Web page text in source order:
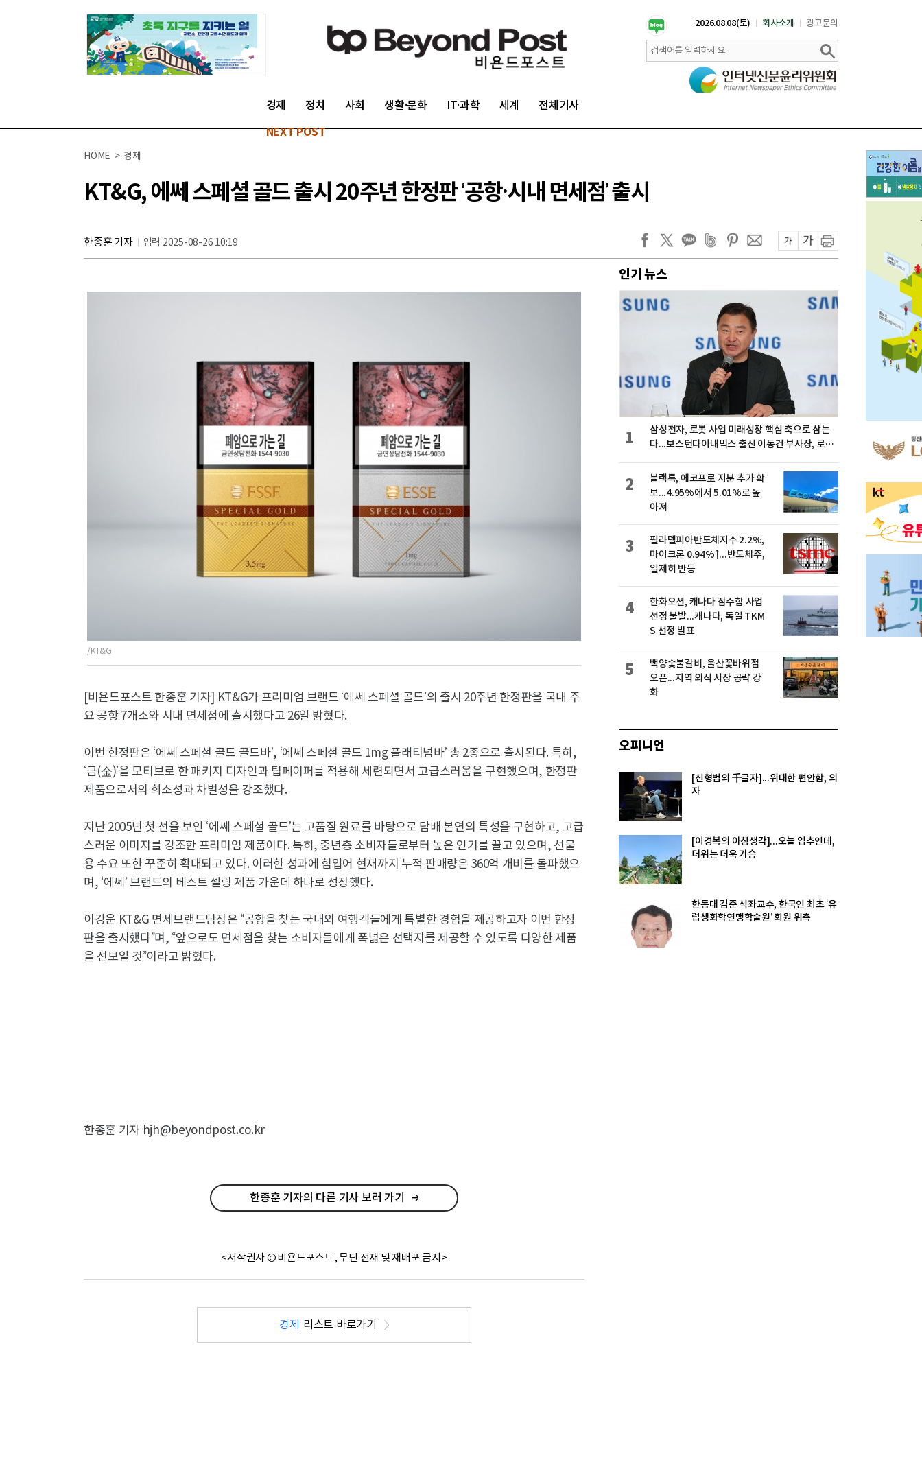
2026.08.08(토) 회사소개 광고문의
경제 정치 사회 생활·문화 IT·과학 세계 전체기사
NEXT POST
HOME > 경제
KT&G, 에쎄 스페셜 골드 출시 20주년 한정판 ‘공항·시내 면세점’ 출시
한종훈 기자 입력 2025-08-26 10:19
/KT&G
[비욘드포스트 한종훈 기자] KT&G가 프리미엄 브랜드 ‘에쎄 스페셜 골드’의 출시 20주년 한정판을 국내 주
요 공항 7개소와 시내 면세점에 출시했다고 26일 밝혔다.
이번 한정판은 ‘에쎄 스페셜 골드 골드바’, ‘에쎄 스페셜 골드 1mg 플래티넘바’ 총 2종으로 출시된다. 특히,
‘금(金)’을 모티브로 한 패키지 디자인과 팁페이퍼를 적용해 세련되면서 고급스러움을 구현했으며, 한정판
제품으로서의 희소성과 차별성을 강조했다.
지난 2005년 첫 선을 보인 ‘에쎄 스페셜 골드’는 고품질 원료를 바탕으로 담배 본연의 특성을 구현하고, 고급
스러운 이미지를 강조한 프리미엄 제품이다. 특히, 중년층 소비자들로부터 높은 인기를 끌고 있으며, 선물
용 수요 또한 꾸준히 확대되고 있다. 이러한 성과에 힘입어 현재까지 누적 판매량은 360억 개비를 돌파했으
며, ‘에쎄’ 브랜드의 베스트 셀링 제품 가운데 하나로 성장했다.
이강운 KT&G 면세브랜드팀장은 “공항을 찾는 국내외 여행객들에게 특별한 경험을 제공하고자 이번 한정
판을 출시했다”며, “앞으로도 면세점을 찾는 소비자들에게 폭넓은 선택지를 제공할 수 있도록 다양한 제품
을 선보일 것”이라고 밝혔다.
한종훈 기자 hjh@beyondpost.co.kr
한종훈 기자의 다른 기사 보러 가기
<저작권자 © 비욘드포스트, 무단 전재 및 재배포 금지>
경제 리스트 바로가기
인기 뉴스
삼성전자, 로봇 사업 미래성장 핵심 축으로 삼는
다...보스턴다이내믹스 출신 이동건 부사장, 로보
1
블랙록, 에코프로 지분 추가 확
보...4.95%에서 5.01%로 높
아져
2
필라델피아반도체지수 2.2%,
마이크론 0.94%↑...반도체주,
일제히 반등
3
한화오션, 캐나다 잠수함 사업
선정 불발...캐나다, 독일 TKM
S 선정 발표
4
백양숯불갈비, 울산꽃바위점
오픈...지역 외식 시장 공략 강
화
5
오피니언
[신형범의 千글자]...위대한 편안함, 의
자
[이경복의 아침생각]...오늘 입추인데,
더위는 더욱 기승
한동대 김준 석좌교수, 한국인 최초 ‘유
럽생화학연맹학술원’ 회원 위촉